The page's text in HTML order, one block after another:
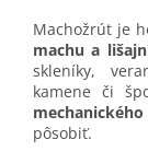
Machožrút je
machu a
skleníky,
kamene či
pôsobiť.